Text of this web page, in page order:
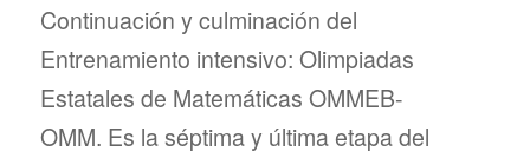
Continuación y culminación del
Entrenamiento intensivo: Olimpiadas
Estatales de Matemáticas OMMEB-
OMM. Es la séptima y última etapa del